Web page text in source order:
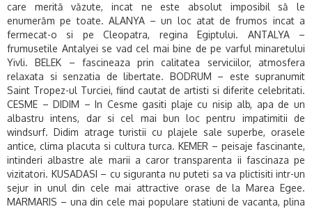
care merită văzute, incat ne este absolut imposibil să le
enumerăm pe toate. ALANYA – un loc atat de frumos incat a
fermecat-o si pe Cleopatra, regina Egiptului. ANTALYA –
frumusetile Antalyei se vad cel mai bine de pe varful minaretului
Yivli. BELEK – fascineaza prin calitatea serviciilor, atmosfera
relaxata si senzatia de libertate. BODRUM – este supranumit
Saint Tropez-ul Turciei, fiind cautat de artisti si diferite celebritati.
CESME – DIDIM – In Cesme gasiti plaje cu nisip alb, apa de un
albastru intens, dar si cel mai bun loc pentru impatimitii de
windsurf. Didim atrage turistii cu plajele sale superbe, orasele
antice, clima placuta si cultura turca. KEMER – peisaje fascinante,
intinderi albastre ale marii a caror transparenta ii fascinaza pe
vizitatori. KUSADASI – cu siguranta nu puteti sa va plictisiti intr-un
sejur in unul din cele mai attractive orase de la Marea Egee.
MARMARIS – una din cele mai populare statiuni de vacanta, plina